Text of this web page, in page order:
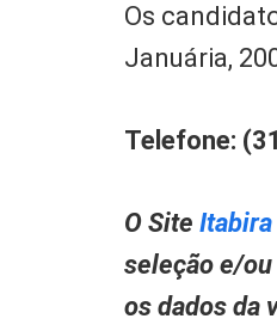
Os
Januária,
Telefone:
O Site
seleção e/
os dados da